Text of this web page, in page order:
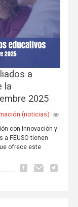
a
la
2025
(noticias)
con Innovación y
a FEUSO tienen
ofrece este